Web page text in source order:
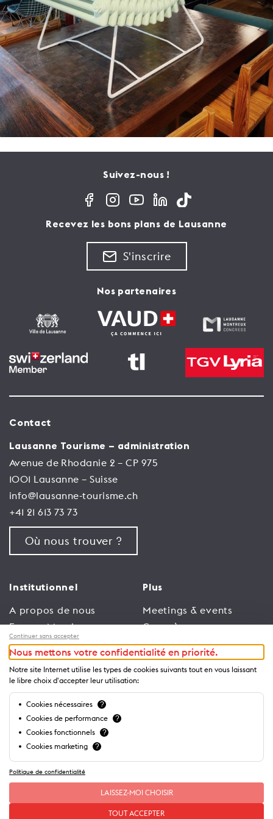
Suivez-nous !
Recevez les bons plans de Lausanne
S'inscrire
Nos partenaires
Contact
Lausanne Tourisme – administration
Avenue de Rhodanie 2 – CP 975
1001 Lausanne – Suisse
info@lausanne-tourisme.ch
+41 21 613 73 73
Où nous trouver ?
Institutionnel
A propos de nous
Espace Membres
Emploi
Conditions générales
d’utilisation
Politique de
confidentialité
Plus
Meetings & events
Congrès
Trade
Espace Médias
Annonceurs
Brochures et guides
Continuer sans accepter
Nous mettons votre confidentialité en priorité.
Notre site Internet utilise les types de cookies suivants tout en vous laissant
le libre choix d'accepter leur utilisation:
Cookies nécessaires ?
Cookies de performance ?
Cookies fonctionnels ?
Cookies marketing ?
Politique de confidentialité
LAISSEZ-MOI CHOISIR
TOUT ACCEPTER